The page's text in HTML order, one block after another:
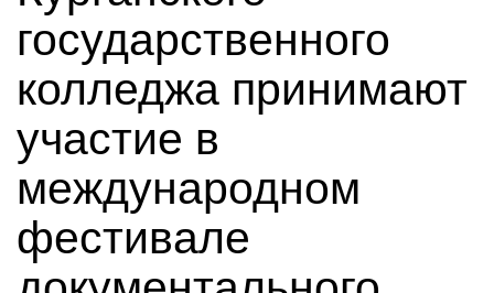
государственного
колледжа принимают
участие в
международном
фестивале